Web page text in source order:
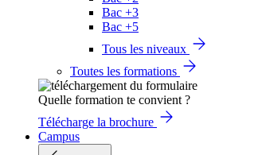
Bac +3
Bac +5
Tous les niveaux
Toutes les formations
Quelle formation te convient ?
Télécharge la brochure
Campus